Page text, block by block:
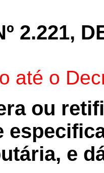
2.221,
até o
ou
e